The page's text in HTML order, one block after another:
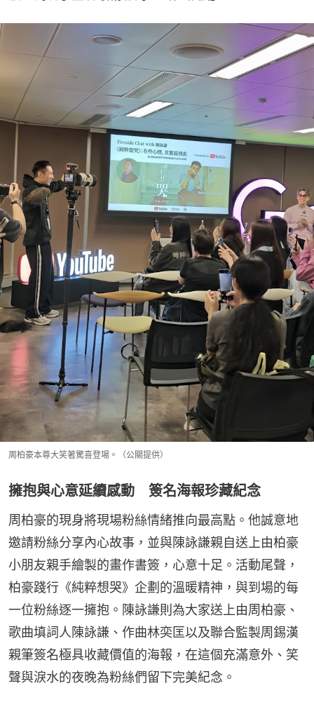
周柏豪本尊大笑著驚喜登場。（公關提供）
擁抱與心意延續感動 簽名海報珍藏紀念
周柏豪的現身將現場粉絲情緒推向最高點。他誠意地
邀請粉絲分享內心故事，並與陳詠謙親自送上由柏豪
小朋友親手繪製的畫作書簽，心意十足。活動尾聲，
柏豪踐行《純粹想哭》企劃的溫暖精神，與到場的每
一位粉絲逐一擁抱。陳詠謙則為大家送上由周柏豪、
歌曲填詞人陳詠謙、作曲林奕匡以及聯合監製周錫漢
親筆簽名極具收藏價值的海報，在這個充滿意外、笑
聲與淚水的夜晚為粉絲們留下完美紀念。